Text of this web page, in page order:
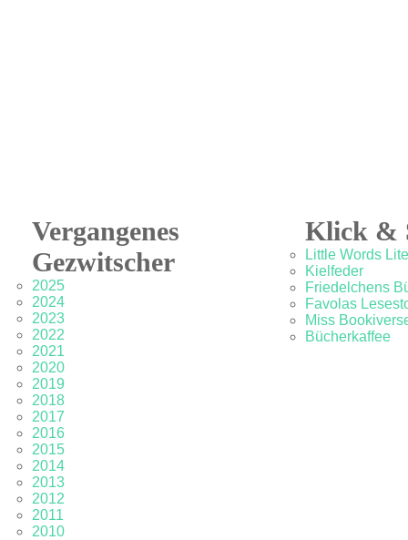
Vergangenes
Gezwitscher
2025
2024
2023
2022
2021
2020
2019
2018
2017
2016
2015
2014
2013
2012
2011
2010
Klick &
Little Words
Kielfeder
Friedelchens
Favolas
Miss
Bücherkaffee